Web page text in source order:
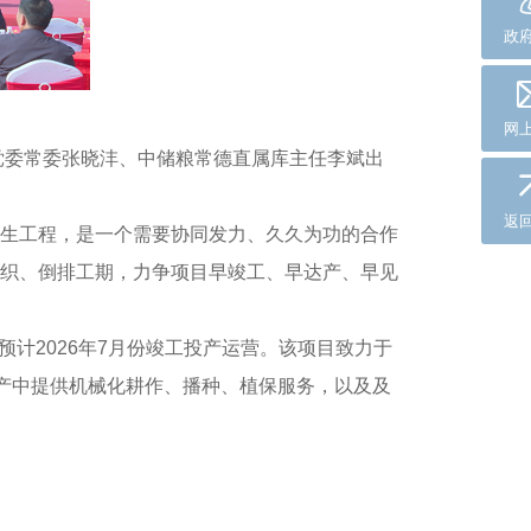
常委张晓沣、中储粮常德直属库主任李斌出
工程，是一个需要协同发力、久久为功的合作
、倒排工期，力争项目早竣工、早达产、早见
计2026年7月份竣工投产运营。该项目致力于
提供机械化耕作、播种、植保服务，以及及
政
网
返